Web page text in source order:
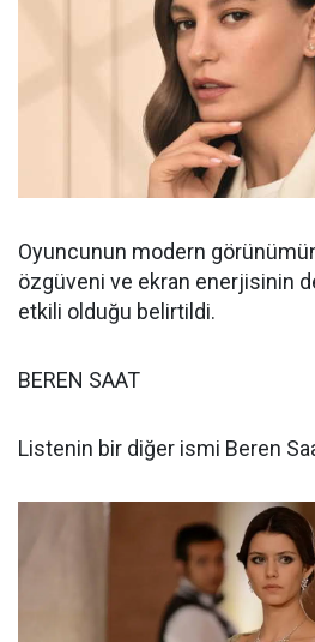
Oyuncunun modern
özgüveni ve ekran enerjisinin
etkili olduğu belirtildi.
BEREN SAAT
Listenin bir diğer ismi Beren